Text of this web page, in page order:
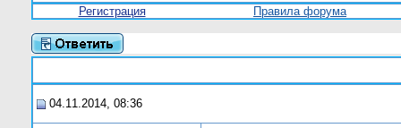
Регистрация
Правила форума
04.11.2014, 08:36